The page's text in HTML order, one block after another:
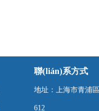
聯(lián)系方式
地址：上海市青浦
612